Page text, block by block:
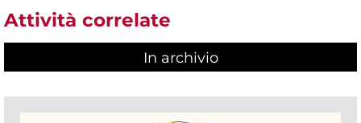
Attività correlate
In archivio